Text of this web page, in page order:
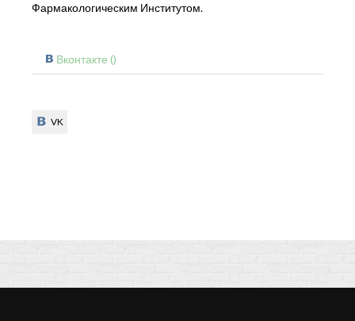
Фармакологическим Институтом.
Вконтакте ()
VK
VK